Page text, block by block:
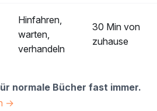
Hinfahren,
warten,
verhandeln
30 Min von
zuhause
normale Bücher fast immer.
→